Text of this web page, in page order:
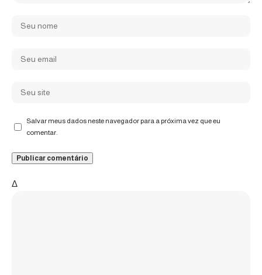
Salvar meus dados neste navegador para a próxima vez que eu
comentar.
Δ